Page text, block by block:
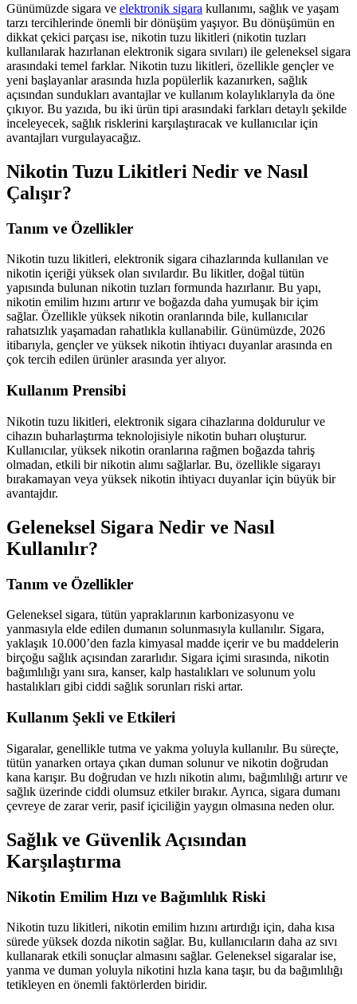
Günümüzde sigara ve elektronik sigara kullanımı, sağlık ve yaşam
tarzı tercihlerinde önemli bir dönüşüm yaşıyor. Bu dönüşümün en
dikkat çekici parçası ise, nikotin tuzu likitleri (nikotin tuzları
kullanılarak hazırlanan elektronik sigara sıvıları) ile geleneksel sigara
arasındaki temel farklar. Nikotin tuzu likitleri, özellikle gençler ve
yeni başlayanlar arasında hızla popülerlik kazanırken, sağlık
açısından sundukları avantajlar ve kullanım kolaylıklarıyla da öne
çıkıyor. Bu yazıda, bu iki ürün tipi arasındaki farkları detaylı şekilde
inceleyecek, sağlık risklerini karşılaştıracak ve kullanıcılar için
avantajları vurgulayacağız.
Nikotin Tuzu Likitleri Nedir ve Nasıl
Çalışır?
Tanım ve Özellikler
Nikotin tuzu likitleri, elektronik sigara cihazlarında kullanılan ve
nikotin içeriği yüksek olan sıvılardır. Bu likitler, doğal tütün
yapısında bulunan nikotin tuzları formunda hazırlanır. Bu yapı,
nikotin emilim hızını artırır ve boğazda daha yumuşak bir içim
sağlar. Özellikle yüksek nikotin oranlarında bile, kullanıcılar
rahatsızlık yaşamadan rahatlıkla kullanabilir. Günümüzde, 2026
itibarıyla, gençler ve yüksek nikotin ihtiyacı duyanlar arasında en
çok tercih edilen ürünler arasında yer alıyor.
Kullanım Prensibi
Nikotin tuzu likitleri, elektronik sigara cihazlarına doldurulur ve
cihazın buharlaştırma teknolojisiyle nikotin buharı oluşturur.
Kullanıcılar, yüksek nikotin oranlarına rağmen boğazda tahriş
olmadan, etkili bir nikotin alımı sağlarlar. Bu, özellikle sigarayı
bırakamayan veya yüksek nikotin ihtiyacı duyanlar için büyük bir
avantajdır.
Geleneksel Sigara Nedir ve Nasıl
Kullanılır?
Tanım ve Özellikler
Geleneksel sigara, tütün yapraklarının karbonizasyonu ve
yanmasıyla elde edilen dumanın solunmasıyla kullanılır. Sigara,
yaklaşık 10.000’den fazla kimyasal madde içerir ve bu maddelerin
birçoğu sağlık açısından zararlıdır. Sigara içimi sırasında, nikotin
bağımlılığı yanı sıra, kanser, kalp hastalıkları ve solunum yolu
hastalıkları gibi ciddi sağlık sorunları riski artar.
Kullanım Şekli ve Etkileri
Sigaralar, genellikle tutma ve yakma yoluyla kullanılır. Bu süreçte,
tütün yanarken ortaya çıkan duman solunur ve nikotin doğrudan
kana karışır. Bu doğrudan ve hızlı nikotin alımı, bağımlılığı artırır ve
sağlık üzerinde ciddi olumsuz etkiler bırakır. Ayrıca, sigara dumanı
çevreye de zarar verir, pasif içiciliğin yaygın olmasına neden olur.
Sağlık ve Güvenlik Açısından
Karşılaştırma
Nikotin Emilim Hızı ve Bağımlılık Riski
Nikotin tuzu likitleri, nikotin emilim hızını artırdığı için, daha kısa
sürede yüksek dozda nikotin sağlar. Bu, kullanıcıların daha az sıvı
kullanarak etkili sonuçlar almasını sağlar. Geleneksel sigaralar ise,
yanma ve duman yoluyla nikotini hızla kana taşır, bu da bağımlılığı
tetikleyen en önemli faktörlerden biridir.